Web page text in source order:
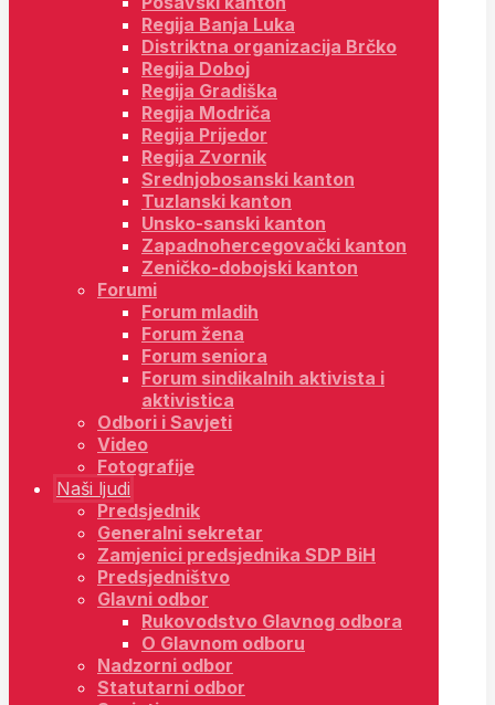
Regija Banja Luka
Distriktna organizacija Brčko
Regija Doboj
Regija Gradiška
Regija Modriča
Regija Prijedor
Regija Zvornik
Srednjobosanski kanton
Tuzlanski kanton
Unsko-sanski kanton
Zapadnohercegovački kanton
Zeničko-dobojski kanton
Forumi
Forum mladih
Forum žena
Forum seniora
Forum sindikalnih aktivista i
aktivistica
Odbori i Savjeti
Video
Fotografije
Naši ljudi
Predsjednik
Generalni sekretar
Zamjenici predsjednika SDP BiH
Predsjedništvo
Glavni odbor
Rukovodstvo Glavnog odbora
O Glavnom odboru
Nadzorni odbor
Statutarni odbor